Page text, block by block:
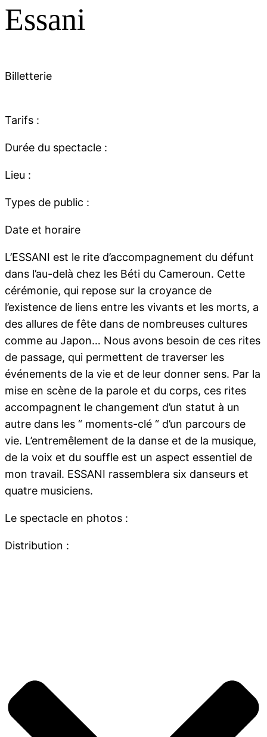
Essani
Billetterie
Tarifs :
Durée du spectacle :
Lieu :
Types de public :
Date et horaire
L’ESSANI est le rite d’accompagnement du défunt
dans l’au-delà chez les Béti du Cameroun. Cette
cérémonie, qui repose sur la croyance de
l’existence de liens entre les vivants et les morts, a
des allures de fête dans de nombreuses cultures
comme au Japon… Nous avons besoin de ces rites
de passage, qui permettent de traverser les
événements de la vie et de leur donner sens. Par la
mise en scène de la parole et du corps, ces rites
accompagnent le changement d’un statut à un
autre dans les “ moments-clé “ d’un parcours de
vie. L’entremêlement de la danse et de la musique,
de la voix et du souffle est un aspect essentiel de
mon travail. ESSANI rassemblera six danseurs et
quatre musiciens.
Le spectacle en photos :
Distribution :